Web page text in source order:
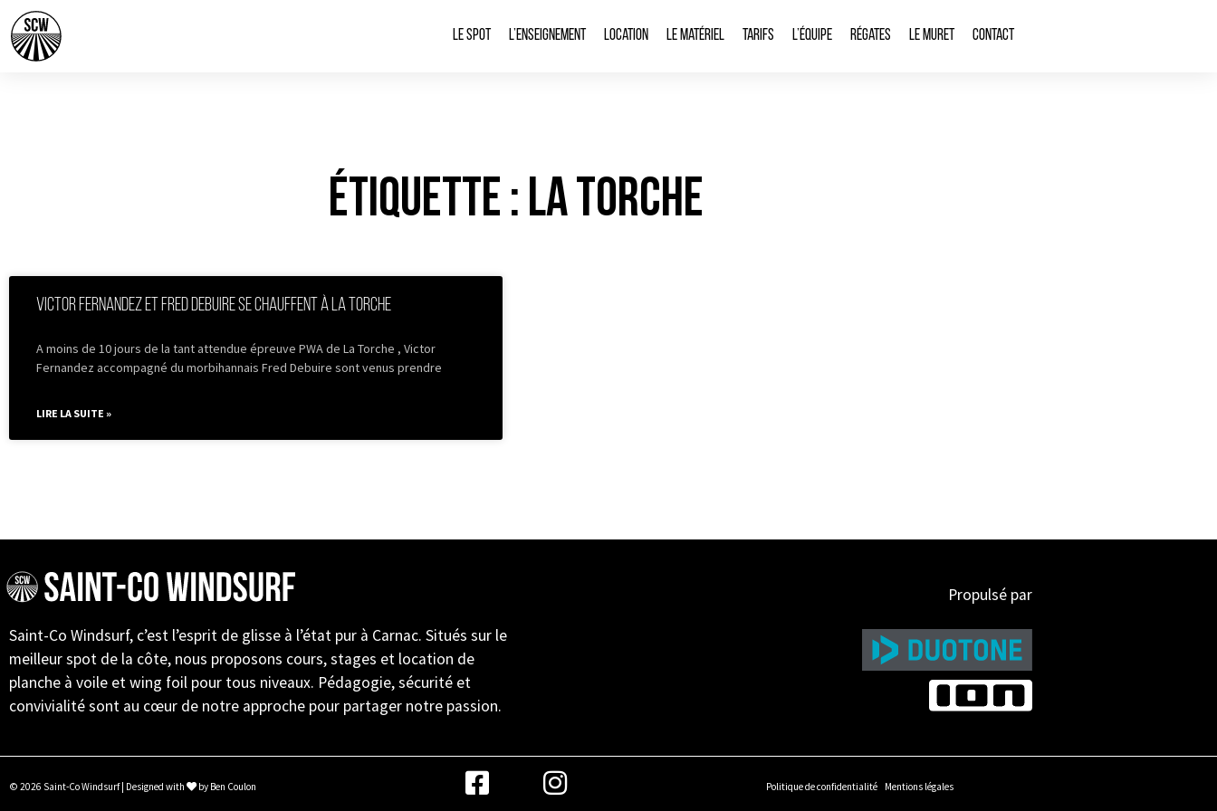
Le spot L’enseignement Location Le matériel Tarifs L’équipe Régates Le Muret Contact
Étiquette : La Torche
Victor Fernandez et Fred Debuire se chauffent à La Torche
A moins de 10 jours de la tant attendue épreuve PWA de La Torche , Victor
Fernandez accompagné du morbihannais Fred Debuire sont venus prendre
LIRE LA SUITE »
Saint-Co Windsurf, c’est l’esprit de glisse à l’état pur à Carnac. Situés sur le
meilleur spot de la côte, nous proposons cours, stages et location de
planche à voile et wing foil pour tous niveaux. Pédagogie, sécurité et
convivialité sont au cœur de notre approche pour partager notre passion.
Propulsé par
© 2026 Saint-Co Windsurf | Designed with by Ben Coulon Politique de confidentialité Mentions légales